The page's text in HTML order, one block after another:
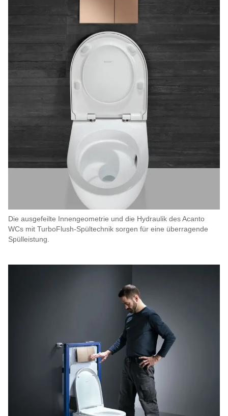
Die ausgefeilte Innengeometrie und die Hydraulik des Acanto
WCs mit TurboFlush-Spültechnik sorgen für eine überragende
Spülleistung.